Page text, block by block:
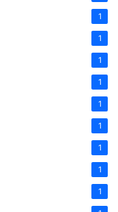
1
1
1
1
1
1
1
1
1